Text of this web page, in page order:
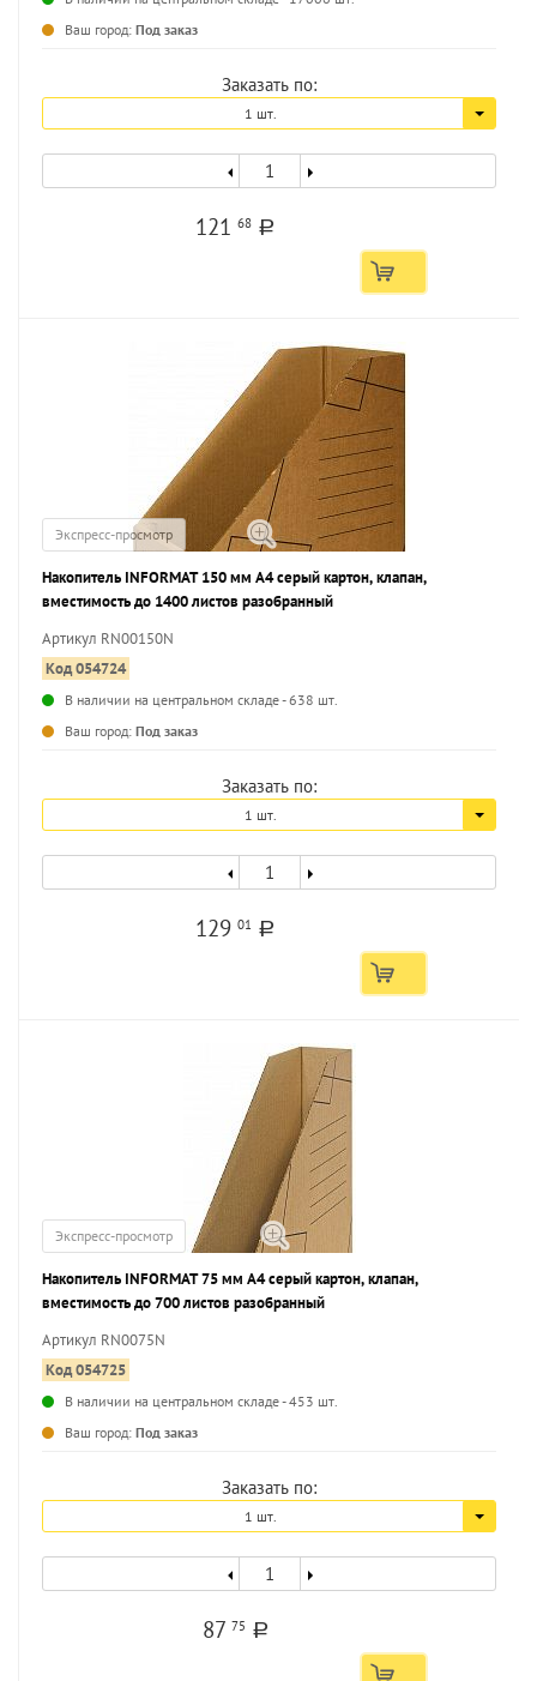
Ваш город: Под заказ
Заказать по:
1 шт.
12168 a
Экспресс-просмотр
Накопитель INFORMAT 150 мм А4 серый картон, клапан,
вместимость до 1400 листов разобранный
Артикул RN00150N
Код 054724
В наличии на центральном складе - 638 шт.
Ваш город: Под заказ
Заказать по:
1 шт.
12901 a
Экспресс-просмотр
Накопитель INFORMAT 75 мм А4 серый картон, клапан,
вместимость до 700 листов разобранный
Артикул RN0075N
Код 054725
В наличии на центральном складе - 453 шт.
Ваш город: Под заказ
Заказать по:
1 шт.
87 75 a